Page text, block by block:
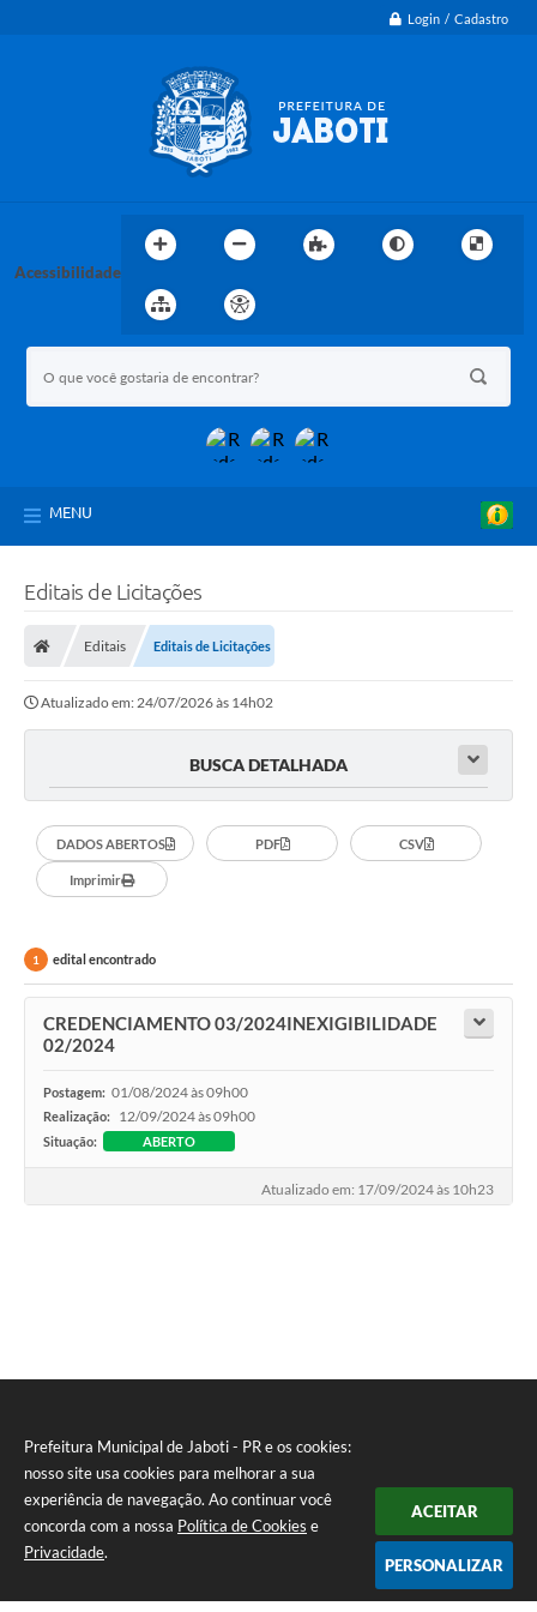
Prefeitura Municipal de Jaboti - PR e os cookies:
nosso site usa cookies para melhorar a sua
experiência de navegação. Ao continuar você
concorda com a nossa Política de Cookies e
Privacidade.
ACEITAR
PERSONALIZAR
Login / Cadastro
Acessibilidade
MENU
Editais de Licitações
Editais Editais de Licitações
Atualizado em: 24/07/2026 às 14h02
BUSCA DETALHADA
DADOS ABERTOS PDF CSV
Imprimir
1 edital encontrado
CREDENCIAMENTO 03/2024INEXIGIBILIDADE
02/2024
Postagem: 01/08/2024 às 09h00
Realização: 12/09/2024 às 09h00
Situação: ABERTO
Atualizado em: 17/09/2024 às 10h23